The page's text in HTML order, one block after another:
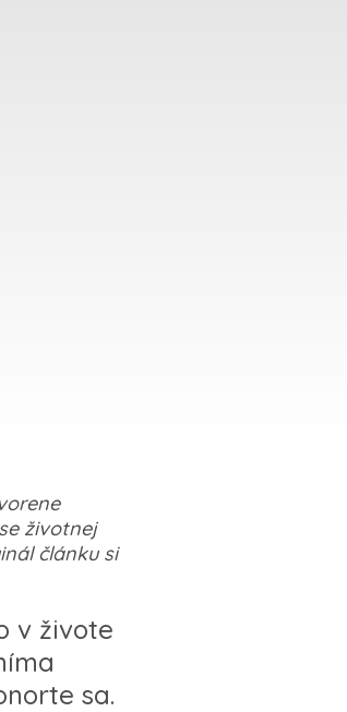
životnej
článku si
v živote
sa.